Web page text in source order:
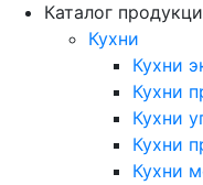
Каталог
Кухни
Кухни
Кухни
Кухни
Кухни
Кухни